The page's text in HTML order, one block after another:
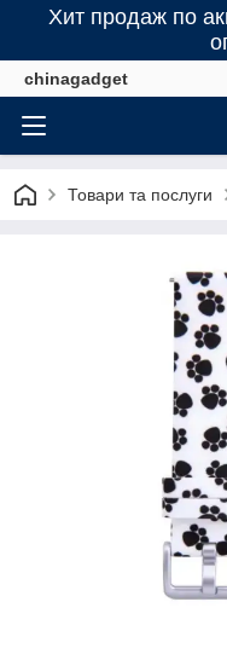
Хит продаж по
chinagadget
Товари та послуги